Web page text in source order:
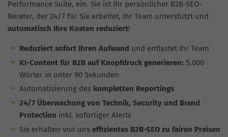
Performance Suite, ein. Sie ist Ihr persönlicher B2B-SEO-
Berater, der 24/7 für Sie arbeitet, Ihr Team unterstützt und
automatisch Ihre Kosten reduziert!
Reduziert sofort Ihren Aufwand und entlastet Ihr Team
KI-Content für B2B auf Knopfdruck generieren: 5.000
Wörter in unter 90 Sekunden
Automatisierung des kompletten Reportings
24/7 Überwachung von Technik, Security und Brand
Protection inkl. sofortiger Alerts
Sie erhalten von uns effizientes B2B-SEO zu fairen Preisen